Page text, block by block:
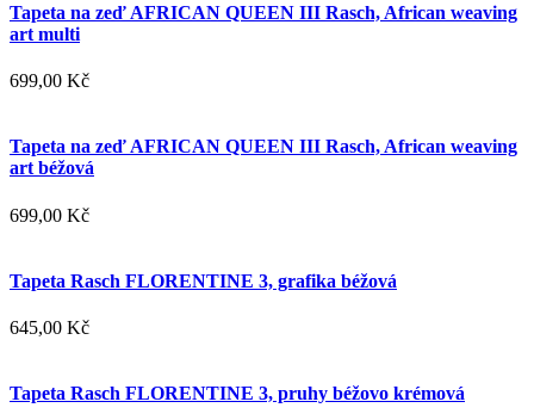
Tapeta na zeď AFRICAN QUEEN III Rasch, African weaving
art multi
699,00 Kč
Tapeta na zeď AFRICAN QUEEN III Rasch, African weaving
art béžová
699,00 Kč
Tapeta Rasch FLORENTINE 3, grafika béžová
645,00 Kč
Tapeta Rasch FLORENTINE 3, pruhy béžovo krémová